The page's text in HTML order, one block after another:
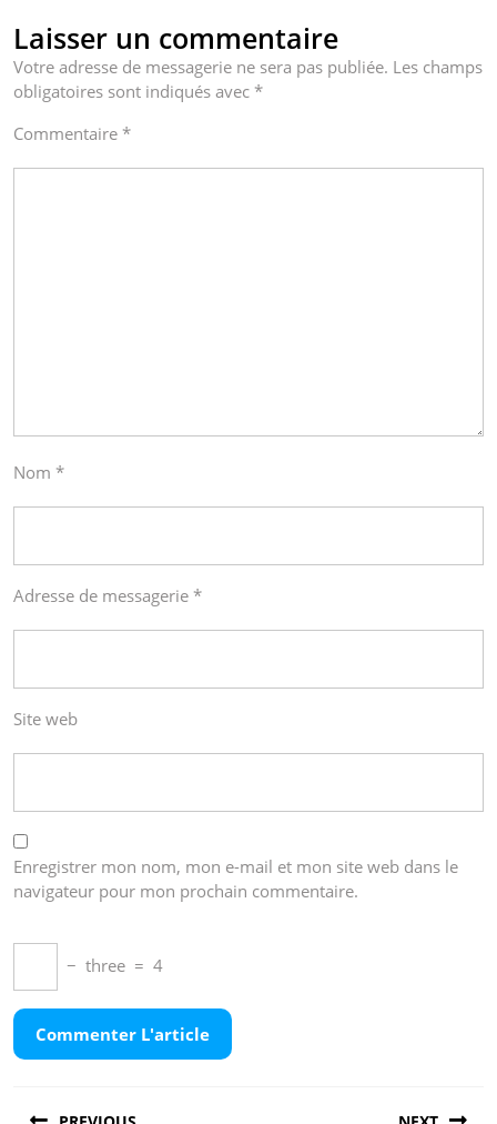
Laisser un commentaire
Votre adresse de messagerie ne sera pas publiée. Les champs
obligatoires sont indiqués avec *
Commentaire *
Nom *
Adresse de messagerie *
Site web
Enregistrer mon nom, mon e-mail et mon site web dans le
navigateur pour mon prochain commentaire.
− three = 4